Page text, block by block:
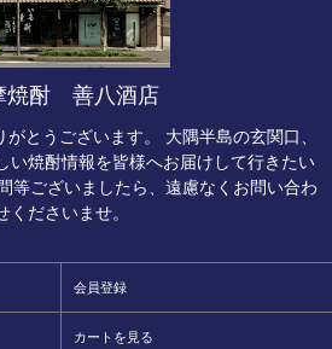
焼酎 善八酒店
とうございます。 大隅半島の玄関口、
い焼酎情報を皆様へお届けして行きたい
等ございましたら、遠慮なくお問い合わ
くださいませ。
会員登録
カートを見る